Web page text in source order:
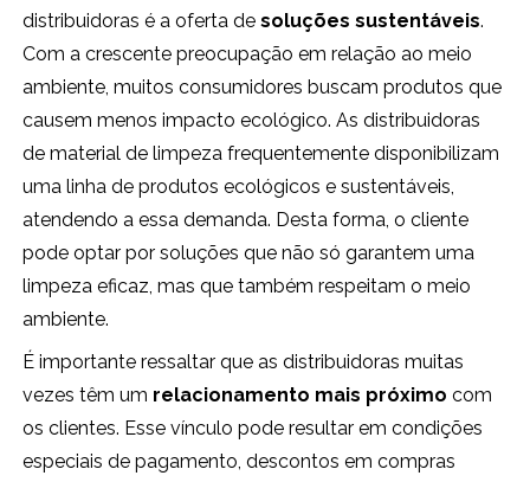
distribuidoras é a oferta desoluções sustentáveis.
Com a crescente preocupação em relação ao meio
ambiente, muitos consumidores buscam produtos que
causem menos impacto ecológico. As distribuidoras
de material de limpeza frequentemente disponibilizam
uma linha de produtos ecológicos e sustentáveis,
atendendo a essa demanda. Desta forma, o cliente
pode optar por soluções que não só garantem uma
limpeza eficaz, mas que também respeitam o meio
ambiente.
É importante ressaltar que as distribuidoras muitas
vezes têm um relacionamento mais próximo com
os clientes. Esse vínculo pode resultar em condições
especiais de pagamento, descontos em compras